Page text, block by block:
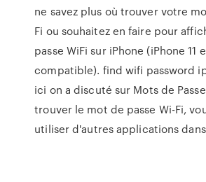
ne savez plus où trouver votre
Fi ou souhaitez en faire pour
passe WiFi sur iPhone (iPhone 11
compatible). find wifi password
ici on a discuté sur Mots de
trouver le mot de passe Wi-Fi,
utiliser d'autres applications